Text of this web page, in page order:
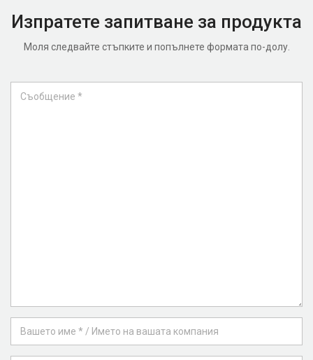
Изпратете запитване за продукта
Моля следвайте стъпките и попълнете формата по-долу.